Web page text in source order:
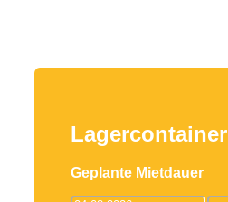
Lagercontainer
Geplante Mietdauer